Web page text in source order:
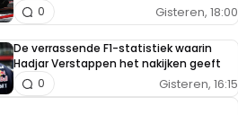
Gisteren, 18:00
0
De verrassende F1-statistiek waarin
Hadjar Verstappen het nakijken geeft
Gisteren, 16:15
0